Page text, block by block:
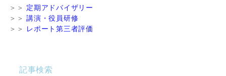
＞＞ 定期アドバイザリー
＞＞講演・役員研修
＞＞ レポート第三者評価
記事検索